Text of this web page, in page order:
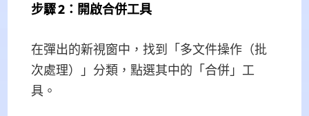
步驟 2：開啟合併工具
在彈出的新視窗中，找到「多文件操作（批
次處理）」分類，點選其中的「合併」工
具。